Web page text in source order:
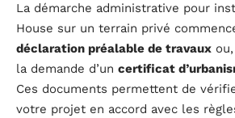
La démarche administrative pour
House sur un terrain privé
déclaration préalable de travaux
la demande d’un certificat
Ces documents permettent de
votre projet en accord avec les